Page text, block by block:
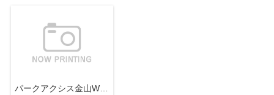
パークアクシス金山WEST